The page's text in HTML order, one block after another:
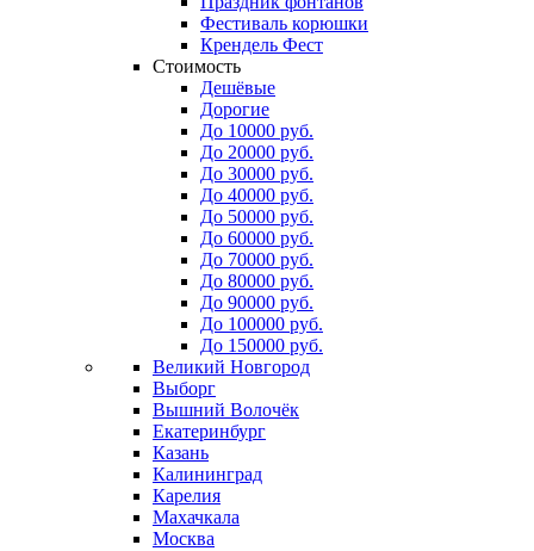
Фестиваль корюшки
Крендель Фест
Стоимость
Дешёвые
Дорогие
До 10000 руб.
До 20000 руб.
До 30000 руб.
До 40000 руб.
До 50000 руб.
До 60000 руб.
До 70000 руб.
До 80000 руб.
До 90000 руб.
До 100000 руб.
До 150000 руб.
Великий Новгород
Выборг
Вышний Волочёк
Екатеринбург
Казань
Калининград
Карелия
Махачкала
Москва